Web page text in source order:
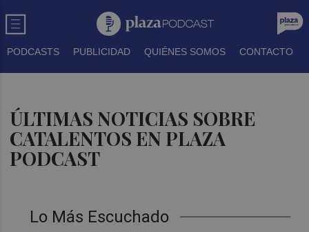
PODCASTS PUBLICIDAD QUIÉNES SOMOS CONTACTO
ÚLTIMAS NOTICIAS SOBRE
CATALENTOS EN PLAZA
PODCAST
Lo Más Escuchado